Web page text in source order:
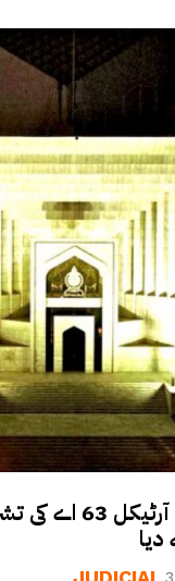
سپریم کورٹ نے